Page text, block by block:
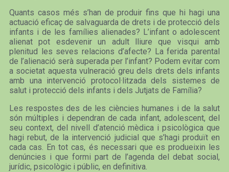
Quants casos més s’han de produir fins que hi hagi una
actuació eficaç de salvaguarda de drets i de protecció dels
infants i de les famílies alienades? L’infant o adolescent
alienat pot esdevenir un adult lliure que visqui amb
plenitud les seves relacions d’afecte? La ferida parental
de l’alienació serà superada per l’infant? Podem evitar com
a societat aquesta vulneració greu dels drets dels infants
amb una intervenció protocol·litzada dels sistemes de
salut i protecció dels infants i dels Jutjats de Família?
Les respostes des de les ciències humanes i de la salut
són múltiples i dependran de cada infant, adolescent, del
seu context, del nivell d’atenció mèdica i psicològica que
hagi rebut, de la intervenció judicial que s’hagi produït en
cada cas. En tot cas, és necessari que es produeixin les
denúncies i que formi part de l’agenda del debat social,
jurídic, psicològic i públic, en definitiva.